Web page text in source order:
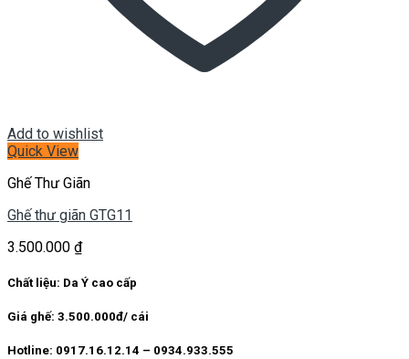
Add to wishlist
Quick View
Ghế Thư Giãn
Ghế thư giãn GTG11
3.500.000 ₫
Chất liệu: Da Ý cao cấp
Giá ghế: 3.500.000đ/ cái
Hotline: 0917.16.12.14 – 0934.933.555